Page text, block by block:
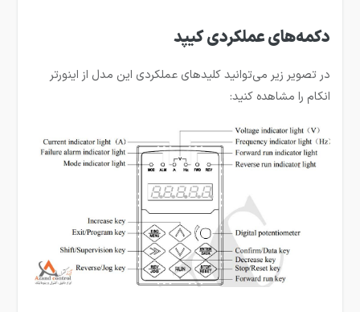
دکمه‌های عملکردی کیپد
در تصویر زیر می‌توانید کلیدهای عملکردی این مدل از اینورتر
انکام را مشاهده کنید: